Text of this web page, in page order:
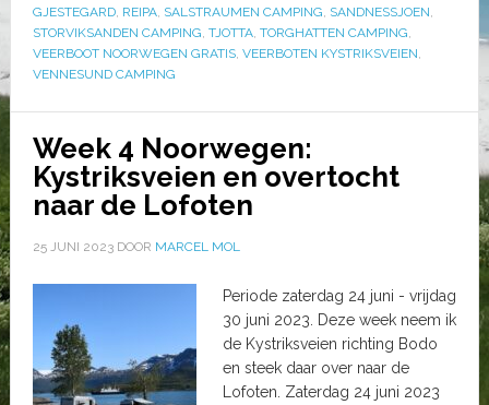
GJESTEGARD, REIPA, SALSTRAUMEN CAMPING, SANDNESSJOEN,
STORVIKSANDEN CAMPING, TJOTTA, TORGHATTEN CAMPING,
VEERBOOT NOORWEGEN GRATIS, VEERBOTEN KYSTRIKSVEIEN,
VENNESUND CAMPING
Week 4 Noorwegen:
Kystriksveien en overtocht
naar de Lofoten
25 JUNI 2023DOOR MARCEL MOL
Periode zaterdag 24 juni - vrijdag
30 juni 2023. Deze week neem ik
de Kystriksveien richting Bodo
en steek daar over naar de
Lofoten. Zaterdag 24 juni 2023